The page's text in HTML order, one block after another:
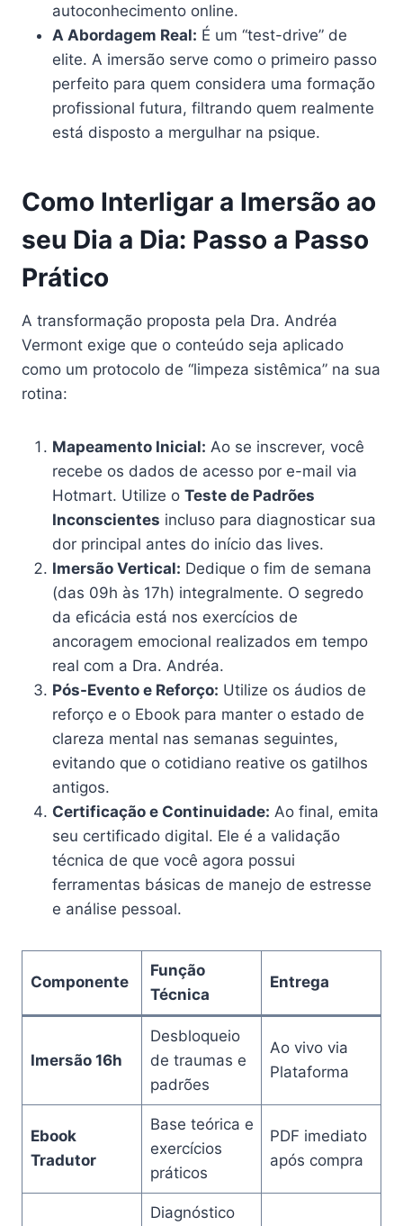
autoconhecimento online.
A Abordagem Real: É um “test-drive” de
elite. A imersão serve como o primeiro passo
perfeito para quem considera uma formação
profissional futura, filtrando quem realmente
está disposto a mergulhar na psique.
Como Interligar a Imersão ao
seu Dia a Dia: Passo a Passo
Prático
A transformação proposta pela Dra. Andréa
Vermont exige que o conteúdo seja aplicado
como um protocolo de “limpeza sistêmica” na sua
rotina:
Mapeamento Inicial: Ao se inscrever, você
recebe os dados de acesso por e-mail via
Hotmart. Utilize o Teste de Padrões
Inconscientes incluso para diagnosticar sua
dor principal antes do início das lives.
Imersão Vertical: Dedique o fim de semana
(das 09h às 17h) integralmente. O segredo
da eficácia está nos exercícios de
ancoragem emocional realizados em tempo
real com a Dra. Andréa.
Pós-Evento e Reforço: Utilize os áudios de
reforço e o Ebook para manter o estado de
clareza mental nas semanas seguintes,
evitando que o cotidiano reative os gatilhos
antigos.
Certificação e Continuidade: Ao final, emita
seu certificado digital. Ele é a validação
técnica de que você agora possui
ferramentas básicas de manejo de estresse
e análise pessoal.
Componente
Função
Técnica
Entrega
Imersão 16h
Desbloqueio
de traumas e
padrões
Ao vivo via
Plataforma
Ebook
Tradutor
Base teórica e
exercícios
práticos
PDF imediato
após compra
Diagnóstico